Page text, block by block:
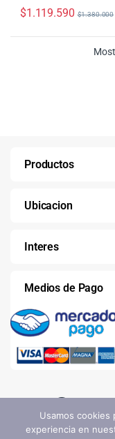
$1.119.590 $1.380.000
Productos
Ubicacion
Interes
Medios de Pago
Usamos cookies
experiencia en